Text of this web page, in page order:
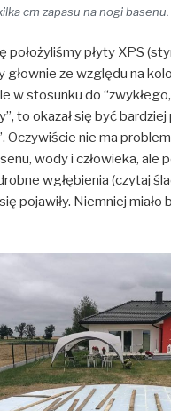
cm zapasu na nogi basenu.
położyliśmy płyty XPS
głownie ze względu na
w stosunku do
to okazał się być
Oczywiście nie ma
wody i człowieka, ale
wgłębienia (czytaj
pojawiły. Niemniej miało